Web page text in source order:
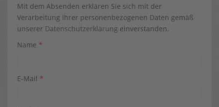
Mit dem Absenden erklären Sie sich mit der
Verarbeitung Ihrer personenbezogenen Daten gemäß
unserer Datenschutzerklärung einverstanden.
Name *
E-Mail *